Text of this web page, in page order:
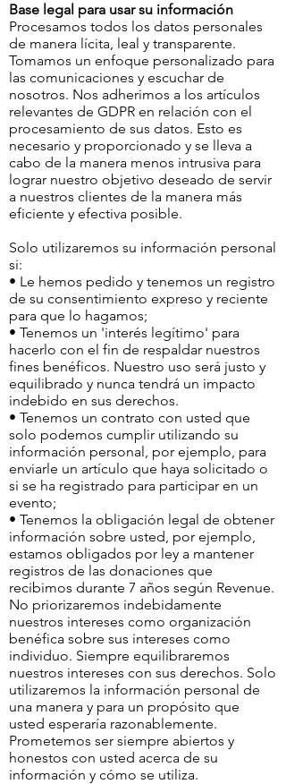
Base legal para usar su información
Procesamos todos los datos personales
de manera lícita, leal y transparente.
Tomamos un enfoque personalizado para
las comunicaciones y escuchar de
nosotros. Nos adherimos a los artículos
relevantes de GDPR en relación con el
procesamiento de sus datos. Esto es
necesario y proporcionado y se lleva a
cabo de la manera menos intrusiva para
lograr nuestro objetivo deseado de servir
a nuestros clientes de la manera más
eficiente y efectiva posible.
Solo utilizaremos su información personal
si:
• Le hemos pedido y tenemos un registro
de su consentimiento expreso y reciente
para que lo hagamos;
• Tenemos un 'interés legítimo' para
hacerlo con el fin de respaldar nuestros
fines benéficos. Nuestro uso será justo y
equilibrado y nunca tendrá un impacto
indebido en sus derechos.
• Tenemos un contrato con usted que
solo podemos cumplir utilizando su
información personal, por ejemplo, para
enviarle un artículo que haya solicitado o
si se ha registrado para participar en un
evento;
• Tenemos la obligación legal de obtener
información sobre usted, por ejemplo,
estamos obligados por ley a mantener
registros de las donaciones que
recibimos durante 7 años según Revenue.
No priorizaremos indebidamente
nuestros intereses como organización
benéfica sobre sus intereses como
individuo. Siempre equilibraremos
nuestros intereses con sus derechos. Solo
utilizaremos la información personal de
una manera y para un propósito que
usted esperaría razonablemente.
Prometemos ser siempre abiertos y
honestos con usted acerca de su
información y cómo se utiliza.